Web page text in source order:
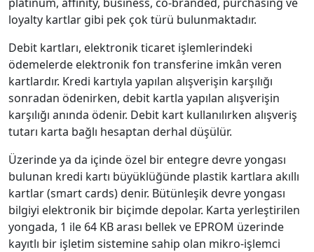
loyalty kartlar gibi pek çok türü bulunmaktadır.
Debit kartları, elektronik ticaret işlemlerindeki
ödemelerde elektronik fon transferine imkân veren
kartlardır. Kredi kartıyla yapılan alışverişin karşılığı
sonradan ödenirken, debit kartla yapılan alışverişin
karşılığı anında ödenir. Debit kart kullanılırken alışveriş
tutarı karta bağlı hesaptan derhal düşülür.
Üzerinde ya da içinde özel bir entegre devre yongası
bulunan kredi kartı büyüklüğünde plastik kartlara akıllı
kartlar (smart cards) denir. Bütünleşik devre yongası
bilgiyi elektronik bir biçimde depolar. Karta yerleştirilen
yongada, 1 ile 64 KB arası bellek ve EPROM üzerinde
kayıtlı bir işletim sistemine sahip olan mikro-işlemci